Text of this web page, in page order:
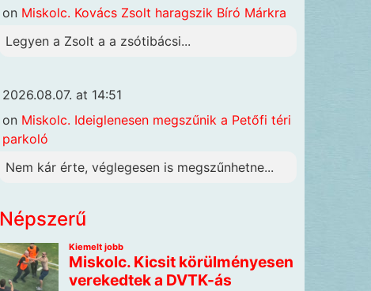
on Miskolc. Kovács Zsolt haragszik Bíró Márkra
Legyen a Zsolt a a zsótibácsi...
2026.08.07. at 14:51
on Miskolc. Ideiglenesen megszűnik a Petőfi téri
parkoló
Nem kár érte, véglegesen is megszűnhetne...
Népszerű